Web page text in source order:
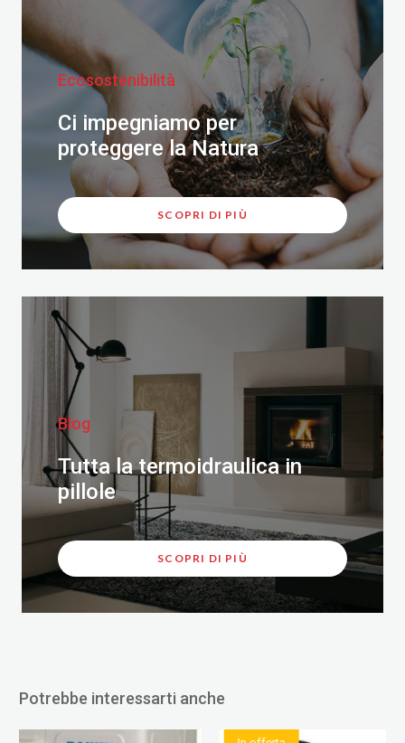
Ecosostenibilità
Ci impegniamo per
proteggere la Natura
SCOPRI DI PIÙ
Blog
Tutta la termoidraulica in
pillole
SCOPRI DI PIÙ
Potrebbe interessarti anche